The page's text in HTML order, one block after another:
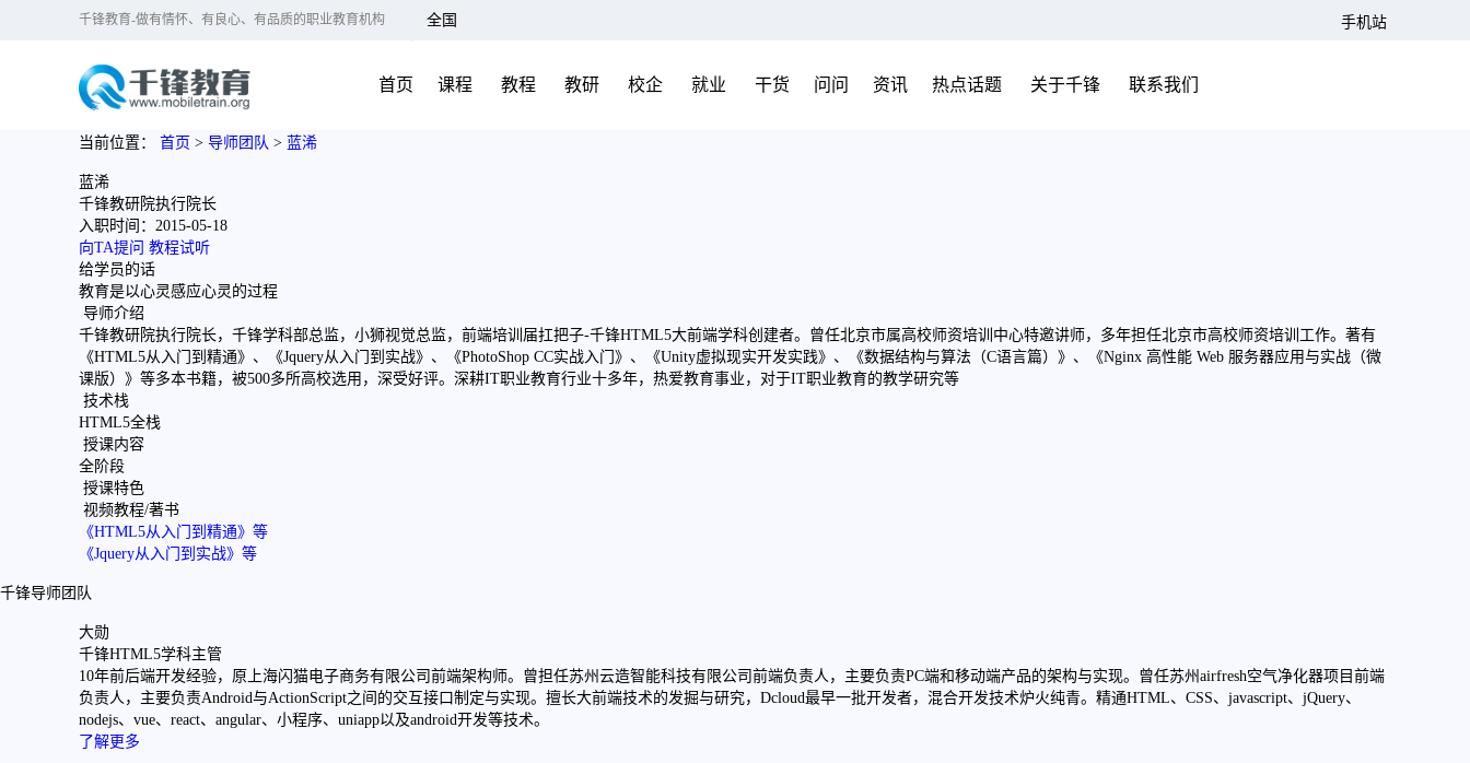
千锋教育-做有情怀、有良心、有品质的职业教育机构 全国
北京
南京
济南
上海
手机站
首页 课程 教程 教研 校企 就业 干货 问问 资讯 热点话题 关于千锋 联系我们
当前位置： 首页 > 导师团队 > 蓝浠
蓝浠
千锋教研院执行院长
入职时间：2015-05-18
向TA提问 教程试听
给学员的话
教育是以心灵感应心灵的过程
导师介绍
千锋教研院执行院长，千锋学科部总监，小狮视觉总监，前端培训届扛把子-千锋HTML5大前端学科创建者。曾任北京市属高校师资培训中心特邀讲师，多年担任北京市高校师资培训工作。著有
《HTML5从入门到精通》、《Jquery从入门到实战》、《PhotoShop CC实战入门》、《Unity虚拟现实开发实践》、《数据结构与算法（C语言篇）》、《Nginx 高性能 Web 服务器应用与实战（微
课版）》等多本书籍，被500多所高校选用，深受好评。深耕IT职业教育行业十多年，热爱教育事业，对于IT职业教育的教学研究等
技术栈
HTML5全栈
授课内容
全阶段
授课特色
视频教程/著书
《HTML5从入门到精通》等
《Jquery从入门到实战》等
千锋导师团队
大勋
千锋HTML5学科主管
10年前后端开发经验，原上海闪猫电子商务有限公司前端架构师。曾担任苏州云造智能科技有限公司前端负责人，主要负责PC端和移动端产品的架构与实现。曾任苏州airfresh空气净化器项目前端
负责人，主要负责Android与ActionScript之间的交互接口制定与实现。擅长大前端技术的发掘与研究，Dcloud最早一批开发者，混合开发技术炉火纯青。精通HTML、CSS、javascript、jQuery、
nodejs、vue、react、angular、小程序、uniapp以及android开发等技术。
了解更多